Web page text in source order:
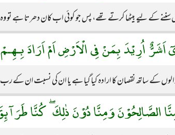
کے لیے بیٹھا کرتے تھے، پس جو کوئی اب کان دھرتا ہے تو
اَشَرٌّ اُرِيْدَ بِمَنْ فِى الْاَرْضِ اَمْ اَرَادَ
کے ساتھ نقصان کا ارادہ کیا گیا ہے یا ان کی نسبت ان کے
الصَّالِحُوْنَ وَمِنَّا دُوْنَ ذٰلِكَ ۖ كُنَّا